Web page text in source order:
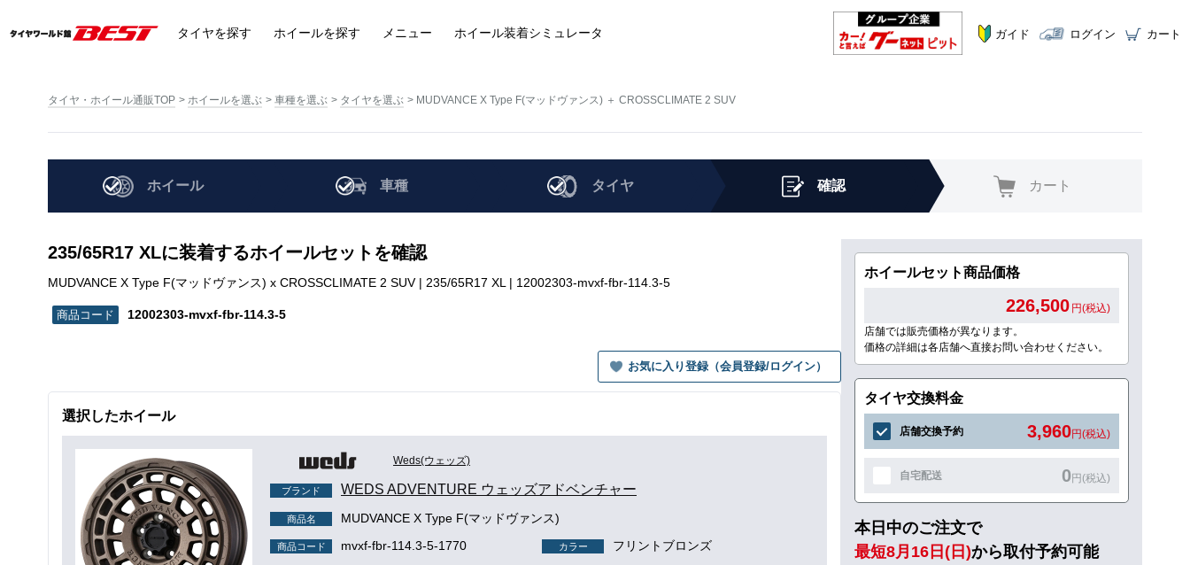
タイヤを探す ホイールを探す メニュー ホイール装着シミュレータ ガイド ログイン カート
タイヤ・ホイール通販TOP ホイールを選ぶ 車種を選ぶ タイヤを選ぶ MUDVANCE X Type F(マッドヴァンス) ＋ CROSSCLIMATE 2 SUV
ホイール 車種 タイヤ 確認 カート
235/65R17 XLに装着するホイールセットを確認
MUDVANCE X Type F(マッドヴァンス) x CROSSCLIMATE 2 SUV | 235/65R17 XL | 12002303-mvxf-fbr-114.3-5
12002303-mvxf-fbr-114.3-5
お気に入り登録（会員登録/ログイン）
選択したホイール
Weds(ウェッズ)
ブランド WEDS ADVENTURE ウェッズアドベンチャー
商品名 MUDVANCE X Type F(マッドヴァンス)
商品コード mvxf-fbr-114.3-5-1770 カラー フリントブロンズ
ホイールセット商品価格
226,500 円(税込)
店舗では販売価格が異なります。
価格の詳細は各店舗へ直接お問い合わせください。
タイヤ交換料金
店舗交換予約 3,960円(税込)
自宅配送 0円(税込)
本日中のご注文で
最短8月16日(日)から取付予約可能